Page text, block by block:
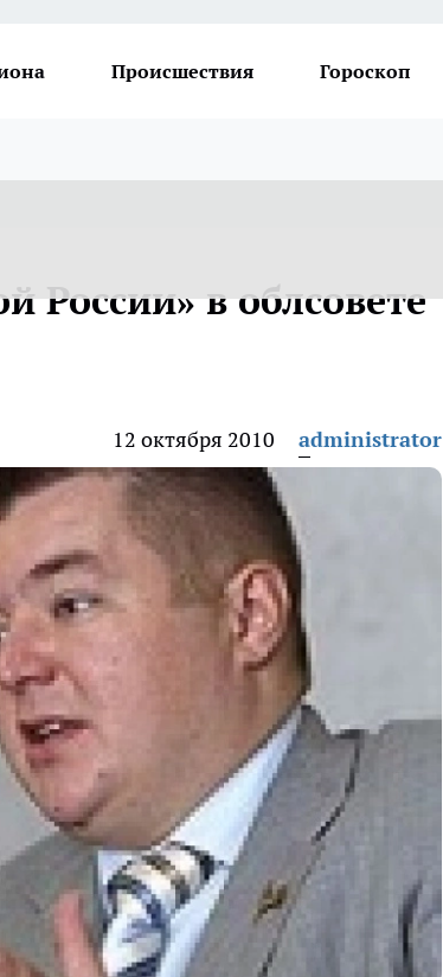
Происшествия Гороскоп
России» в облсовете
12 октября 2010 administrator